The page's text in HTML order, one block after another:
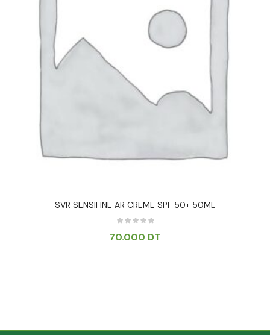
SVR SENSIFINE AR CREME SPF 50+ 50ML
70.000 DT